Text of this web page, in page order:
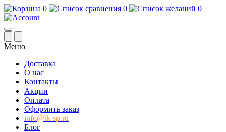
0 0 0
Меню
Доставка
О нас
Контакты
Акции
Оплата
Оформить заказ
info@tk-sp.ru
Блог